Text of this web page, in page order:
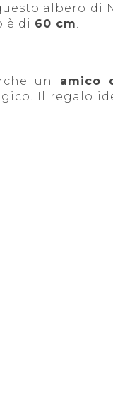
albero di
è di 60 cm.
un amico
Il regalo